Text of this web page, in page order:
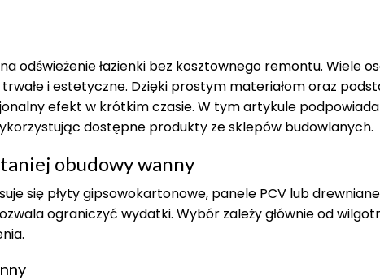
odświeżenie łazienki bez kosztownego remontu. Wiele
i estetyczne. Dzięki prostym materiałom oraz
efekt w krótkim czasie. W tym artykule
dostępne produkty ze sklepów budowlanych.
obudowy wanny
się płyty gipsowokartonowe, panele PCV lub
ograniczyć wydatki. Wybór zależy głównie od